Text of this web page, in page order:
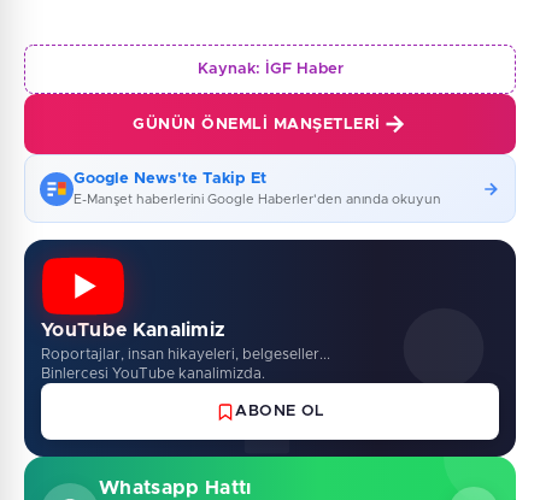
Kaynak: İGF Haber
GÜNÜN ÖNEMLI MANŞETLERI
Google News'te Takip Et
E-Manşet haberlerini Google Haberler'den anında okuyun
YouTube Kanalimiz
Roportajlar, insan hikayeleri, belgeseller...
Binlercesi YouTube kanalimizda.
ABONE OL
Whatsapp Hattı